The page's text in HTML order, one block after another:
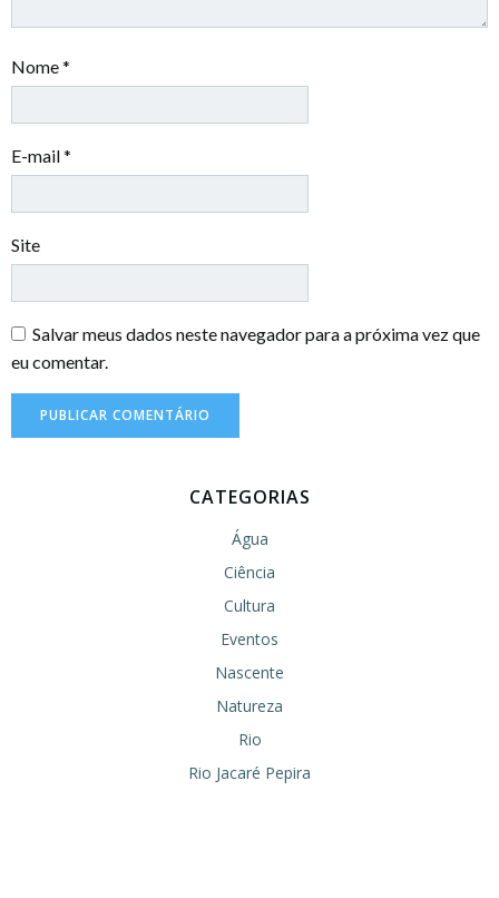
Nome*
E-mail*
Site
Salvar meus dados neste navegador para a próxima vez que
eu comentar.
CATEGORIAS
Água
Ciência
Cultura
Eventos
Nascente
Natureza
Rio
Rio Jacaré Pepira